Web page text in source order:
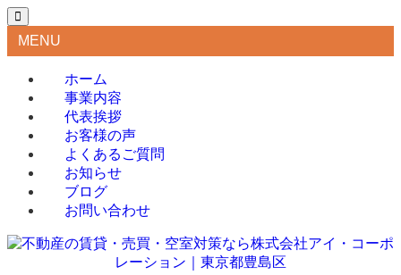
MENU
ホーム
事業内容
代表挨拶
お客様の声
よくあるご質問
お知らせ
ブログ
お問い合わせ